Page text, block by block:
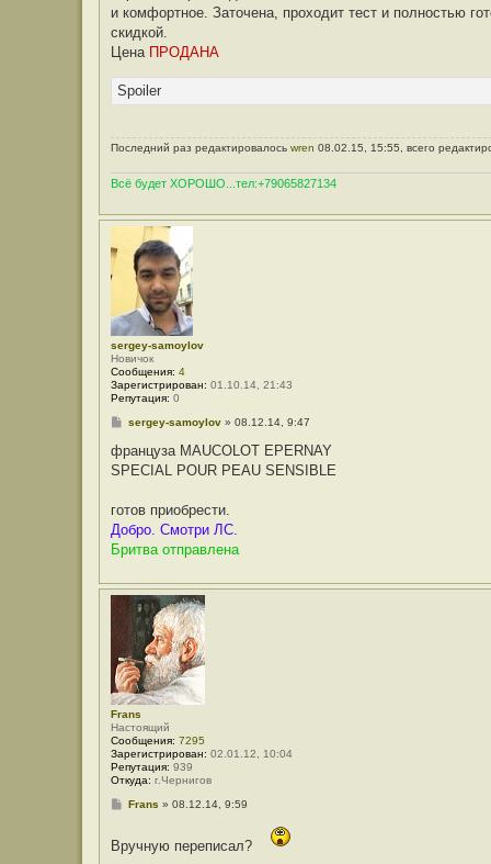
и комфортное. Заточена, проходит тест и полностью
скидкой.
Цена ПРОДАНА
Spoiler
Последний раз редактировалось wren 08.02.15, 15:55, всего
Всё будет ХОРОШО...тел:+79065827134
sergey-samoylov
Новичок
Сообщения: 4
Зарегистрирован: 01.10.14, 21:43
Репутация: 0
С
о
б
щ
и
е
sergey-samoylov» 08.12.14, 9:47
француза MAUCOLOT EPERNAY
SPECIAL POUR PEAU SENSIBLE
готов приобрести.
Добро. Смотри ЛС.
Бритва отправлена
Frans
Настоящий
Сообщения: 7295
Зарегистрирован: 02.01.12, 10:04
Репутация: 939
Откуда: г.Чернигов
С
б
щ
Frans » 08.12.14, 9:59
Вручную переписал?